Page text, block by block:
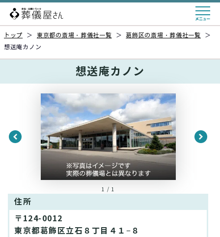
トップ ＞ 東京都の斎場・葬儀社一覧 ＞ 葛飾区の斎場・葬儀社一覧
＞
想送庵カノン
想送庵カノン
1 / 1
住所
〒124-0012
東京都葛飾区立石８丁目４１−８